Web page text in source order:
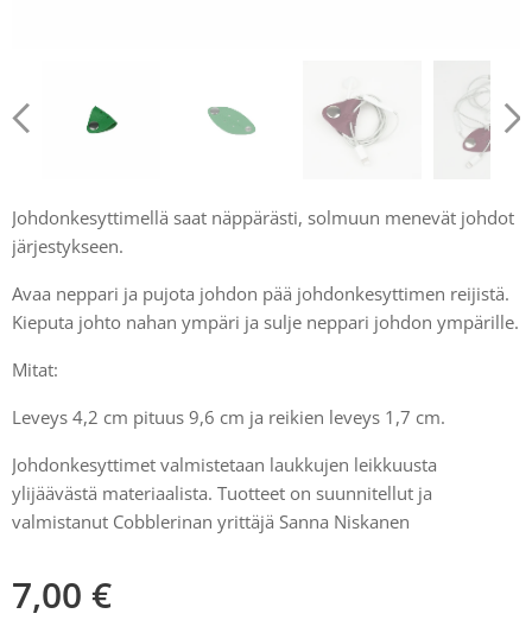
Johdonkesyttimellä saat näppärästi, solmuun menevät johdot
järjestykseen.
Avaa neppari ja pujota johdon pää johdonkesyttimen reijistä.
Kieputa johto nahan ympäri ja sulje neppari johdon ympärille.
Mitat:
Leveys 4,2 cm pituus 9,6 cm ja reikien leveys 1,7 cm.
Johdonkesyttimet valmistetaan laukkujen leikkuusta
ylijäävästä materiaalista. Tuotteet on suunnitellut ja
valmistanut Cobblerinan yrittäjä Sanna Niskanen
7,00 €